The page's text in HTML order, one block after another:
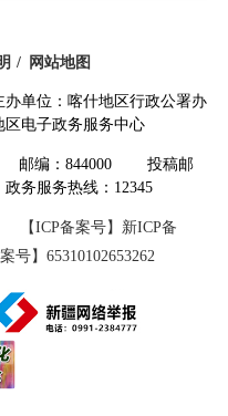
网站地图
单位：喀什地区行政公署办
电子政务服务中心
邮编：844000 投稿邮
务服务热线：12345
【ICP备案号】新ICP备
号】65310102653262